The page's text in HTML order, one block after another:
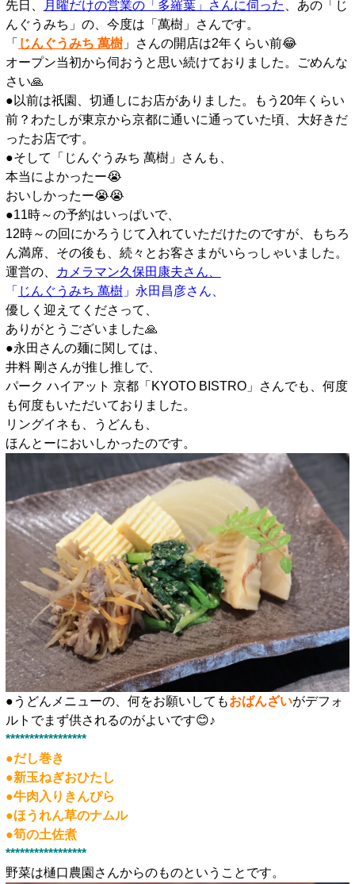
先日、
月曜だけの営業の「多羅葉」さんに伺った
、あの「じ
んぐうみち」の、今度は「萬樹」さんです。
「 じんぐうみち 萬樹」さんの開店は2年くらい前😂
オープン当初から伺おうと思い続けておりました。ごめんな
さい🙏
●以前は祇園、切通しにお店がありました。もう20年くらい
前？わたしが東京から京都に通いに通っていた頃、大好きだ
ったお店です。
●そして「じんぐうみち 萬樹」さんも、
本当によかったー😭
おいしかったー😭😭
●11時～の予約はいっぱいで、
12時～の回にかろうじて入れていただけたのですが、もちろ
ん満席、その後も、続々とお客さまがいらっしゃいました。
運営の、
カメラマン久保田康夫さん、
「 じんぐうみち 萬樹」 永田昌彦さん、
優しく迎えてくださって、
ありがとうございました🙏
●永田さんの麺に関しては、
井料 剛さんが推し推しで、
パーク ハイアット 京都「KYOTO BISTRO」さんでも、何度
も何度もいただいておりました。
リングイネも、うどんも、
ほんとーにおいしかったのです。
●うどんメニューの、何をお願いしてもおばんざいがデフォ
ルトでまず供されるのがよいです😊♪
*****************
●だし巻き
●新玉ねぎおひたし
●牛肉入りきんぴら
●ほうれん草のナムル
●筍の土佐煮
*****************
野菜は樋口農園さんからのものということです。